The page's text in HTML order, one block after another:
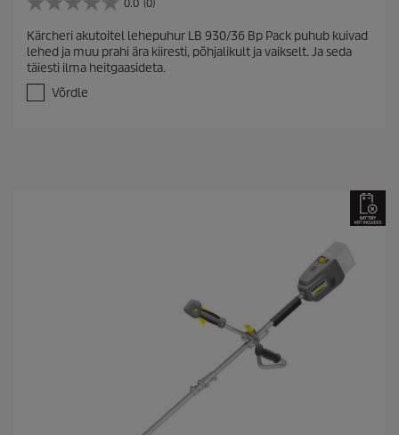
0.0 (0)
0
0
/
5
ä
Kärcheri akutoitel lehepuhur LB 930/36 Bp Pack puhub kuivad
lehed ja muu prahi ära kiiresti, põhjalikult ja vaikselt. Ja seda
täiesti ilma heitgaasideta.
Võrdle